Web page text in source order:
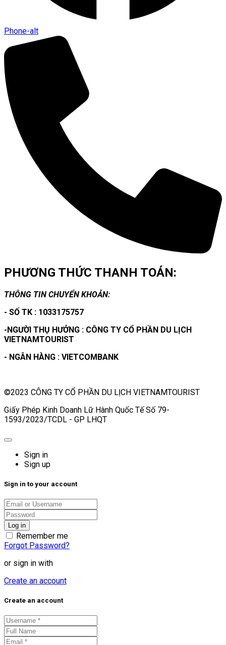
Phone-alt
PHƯƠNG THỨC THANH TOÁN:
THÔNG TIN CHUYỂN KHOẢN:
- SỐ TK : 1033175757
-NGƯỜI THỤ HƯỞNG : CÔNG TY CỔ PHẦN DU LỊCH
VIETNAMTOURIST
- NGÂN HÀNG : VIETCOMBANK
©2023 CÔNG TY CỔ PHẦN DU LỊCH VIETNAMTOURIST
Giấy Phép Kinh Doanh Lữ Hành Quốc Tế Số 79-
1593/2023/TCDL - GP LHQT
Sign in
Sign up
Sign in to your account
Remember me
Forgot Password?
or sign in with
Create an account
Create an account